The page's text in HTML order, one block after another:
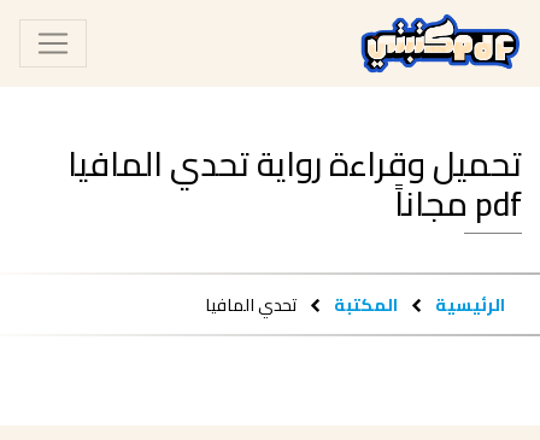
تحميل وقراءة رواية تحدي المافيا
pdf مجاناً
الرئيسية المكتبة تحدي المافيا